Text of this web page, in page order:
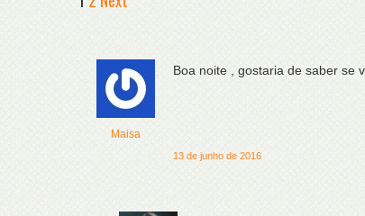
Maisa
Boa noite , gostaria de saber se
13 de junho de 2016